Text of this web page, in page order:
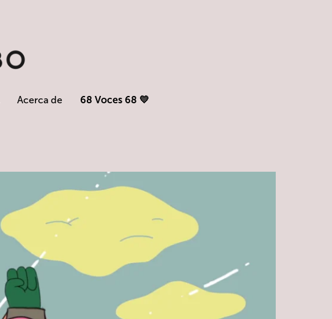
Acerca de 68 Voces 68 💛